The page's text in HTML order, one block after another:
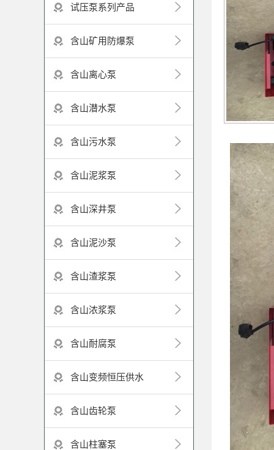
试压泵系列产品
含山矿用防爆泵
含山离心泵
含山潜水泵
含山污水泵
含山泥浆泵
含山深井泵
含山泥沙泵
含山渣浆泵
含山浓浆泵
含山耐腐泵
含山变频恒压供水
含山齿轮泵
含山柱塞泵